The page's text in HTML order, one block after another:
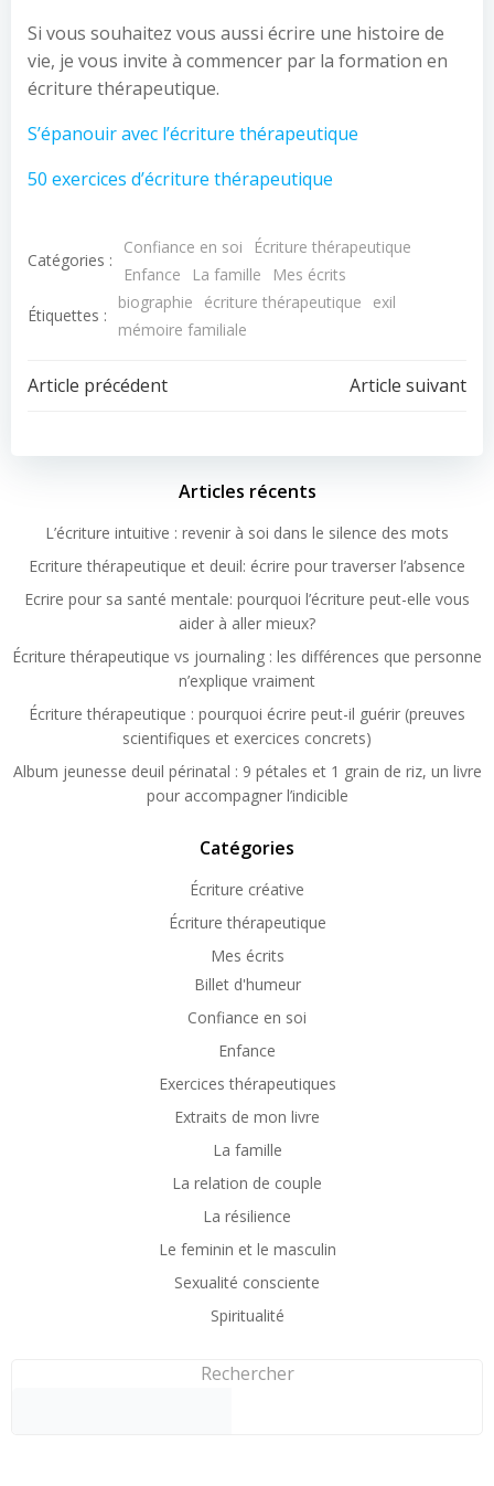
Si vous souhaitez vous aussi écrire une histoire de
vie, je vous invite à commencer par la formation en
écriture thérapeutique.
S’épanouir avec l’écriture thérapeutique
50 exercices d’écriture thérapeutique
Catégories :
Confiance en soi
Écriture thérapeutique
Enfance
La famille
Mes écrits
Étiquettes :
biographie écriture thérapeutique
exil
mémoire familiale
Article précédent Article suivant
Articles récents
L’écriture intuitive : revenir à soi dans le silence des mots
Ecriture thérapeutique et deuil: écrire pour traverser l’absence
Ecrire pour sa santé mentale: pourquoi l’écriture peut-elle vous
aider à aller mieux?
Écriture thérapeutique vs journaling : les différences que personne
n’explique vraiment
Écriture thérapeutique : pourquoi écrire peut-il guérir (preuves
scientifiques et exercices concrets)
Album jeunesse deuil périnatal : 9 pétales et 1 grain de riz, un livre
pour accompagner l’indicible
Catégories
Écriture créative
Écriture thérapeutique
Mes écrits
Billet d'humeur
Confiance en soi
Enfance
Exercices thérapeutiques
Extraits de mon livre
La famille
La relation de couple
La résilience
Le feminin et le masculin
Sexualité consciente
Spiritualité
Rechercher